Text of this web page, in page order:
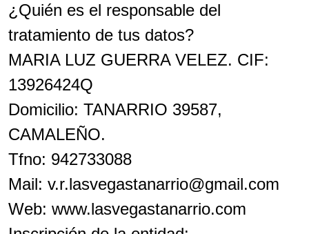
¿Quién es el responsable del
tratamiento de tus datos?
MARIA LUZ GUERRA VELEZ. CIF:
13926424Q
Domicilio: TANARRIO 39587,
CAMALEÑO.
Tfno: 942733088
Mail: v.r.lasvegastanarrio@gmail.com
Web: www.lasvegastanarrio.com